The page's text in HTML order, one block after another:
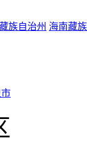
族自治州 海南藏